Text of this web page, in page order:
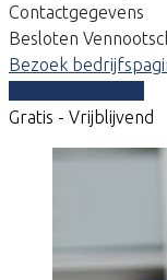
Contactgegevens
Besloten
Bezoek
Gratis - Vrijblijvend